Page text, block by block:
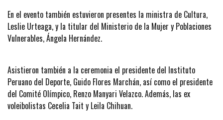
En el evento también estuvieron presentes la ministra de Cultura,
Leslie Urteaga, y la titular del Ministerio de la Mujer y Poblaciones
Vulnerables, Ángela Hernández.
Asistieron también a la ceremonia el presidente del Instituto
Peruano del Deporte, Guido Flores Marchán, así como el presidente
del Comité Olímpico, Renzo Manyari Velazco. Además, las ex
voleibolistas Cecelia Tait y Leila Chihuan.